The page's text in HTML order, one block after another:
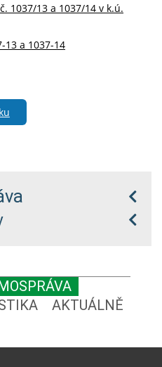
1037/13 a 1037/14 v k.ú.
13 a 1037-14
AKTUÁLNĚ